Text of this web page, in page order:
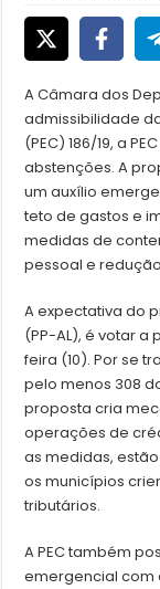
A Câmara dos
admissibilidade
(PEC) 186/19, a
abstenções. A
um auxílio
teto de gastos e
medidas de
pessoal e
A expectativa do
(PP-AL), é votar
feira (10). Por se
pelo menos 308
proposta cria
operações de
as medidas,
os municípios
tributários.
A PEC também
emergencial com